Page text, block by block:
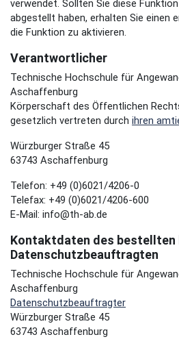
verwendet. Sollten Sie diese
abgestellt haben, erhalten Sie einen
die Funktion zu aktivieren.
Verantwortlicher
Technische Hochschule für
Aschaffenburg
Körperschaft des Öffentlichen
gesetzlich vertreten durch ihren
Würzburger Straße 45
63743 Aschaffenburg
Telefon: +49 (0)6021/4206-0
Telefax: +49 (0)6021/4206-600
E-Mail: info@th-ab.de
Kontaktdaten des bestellten
Datenschutzbeauftragten
Technische Hochschule für
Aschaffenburg
Datenschutzbeauftragter
Würzburger Straße 45
63743 Aschaffenburg